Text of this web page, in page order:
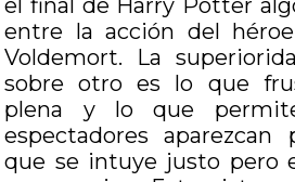
el final de Harry Potter
entre la acción del
Voldemort. La
sobre otro es lo que
plena y lo que
espectadores
que se intuye justo pero